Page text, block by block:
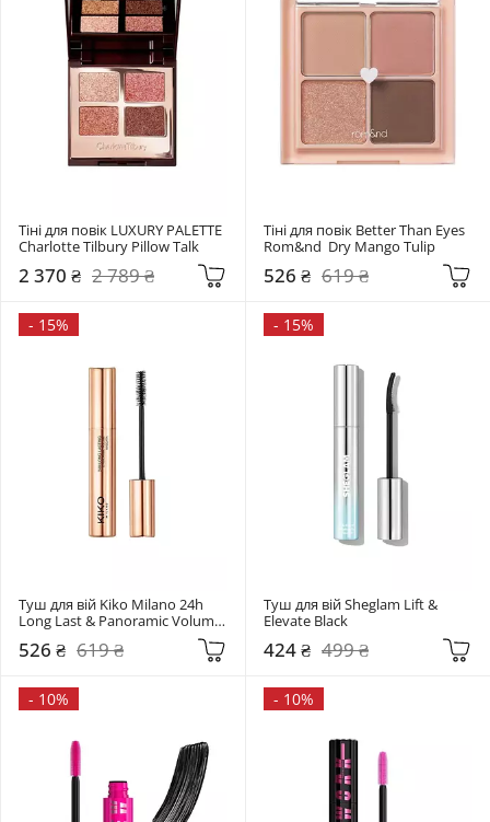
Тіні для повік LUXURY PALETTE
Charlotte Tilbury Pillow Talk
2 370 ₴ 2 789 ₴
Тіні для повік Better Than Eyes
Rom&nd  Dry Mango Tulip
526 ₴ 619 ₴
- 15%
Туш для вій Kiko Milano 24h
Long Last & Panoramic Volume
526 ₴ 619 ₴
- 15%
Туш для вій Sheglam Lift &
Elevate Black
424 ₴ 499 ₴
- 10% - 10%